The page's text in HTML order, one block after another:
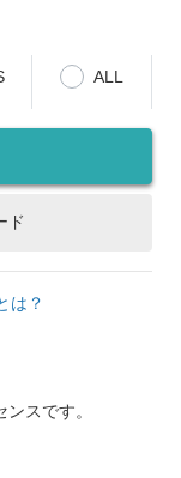
ALL
ド
は？
スです。